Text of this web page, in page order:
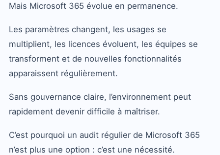
Mais Microsoft 365 évolue en permanence.
Les paramètres changent, les usages se
multiplient, les licences évoluent, les équipes se
transforment et de nouvelles fonctionnalités
apparaissent régulièrement.
Sans gouvernance claire, l’environnement peut
rapidement devenir difficile à maîtriser.
C’est pourquoi un audit régulier de Microsoft 365
n’est plus une option : c’est une nécessité.